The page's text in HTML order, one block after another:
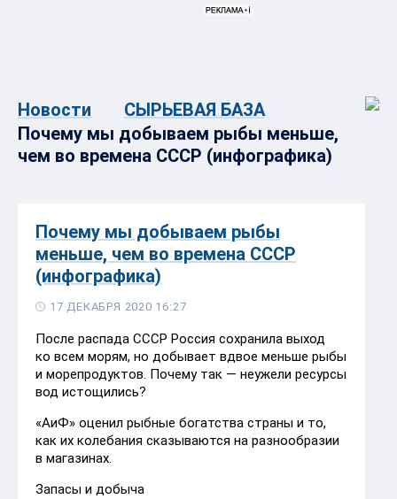
Новости
СЫРЬЕВАЯ БАЗА
Почему мы добываем рыбы меньше,
чем во времена СССР (инфографика)
Почему мы добываем рыбы
меньше, чем во времена СССР
(инфографика)
17 ДЕКАБРЯ 2020 16:27
После распада СССР Россия сохранила выход
ко всем морям, но добывает вдвое меньше рыбы
и морепродуктов. Почему так — неужели ресурсы
вод истощились?
«АиФ» оценил рыбные богатства страны и то,
как их колебания сказываются на разнообразии
в магазинах.
Запасы и добыча